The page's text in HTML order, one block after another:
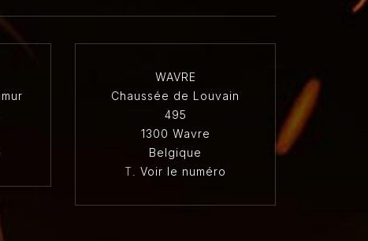
WAVRE
Chaussée de Louvain
495
1300 Wavre
Belgique
T. Voir le numéro